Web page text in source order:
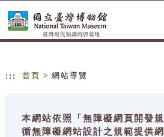
::: 首頁 > 網站導覽
本網站依照「無障礙網頁開發
循無障礙網站設計之規範提供